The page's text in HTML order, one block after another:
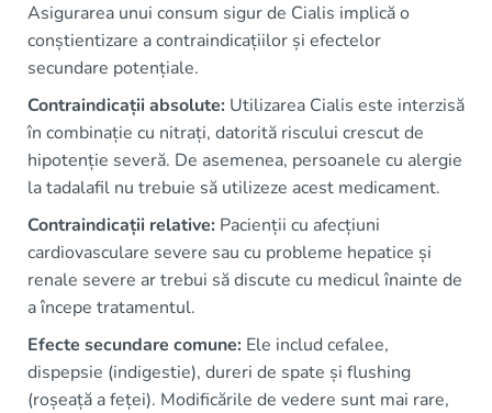
Asigurarea unui consum sigur de Cialis implică o
conștientizare a contraindicațiilor și efectelor
secundare potențiale.
Contraindicații absolute: Utilizarea Cialis este interzisă
în combinație cu nitrați, datorită riscului crescut de
hipotenție severă. De asemenea, persoanele cu alergie
la tadalafil nu trebuie să utilizeze acest medicament.
Contraindicații relative: Pacienții cu afecțiuni
cardiovasculare severe sau cu probleme hepatice și
renale severe ar trebui să discute cu medicul înainte de
a începe tratamentul.
Efecte secundare comune: Ele includ cefalee,
dispepsie (indigestie), dureri de spate și flushing
(roșeață a feței). Modificările de vedere sunt mai rare,